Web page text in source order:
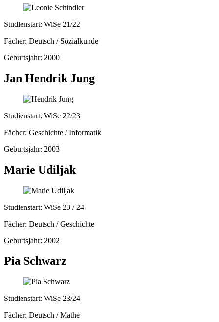
Studienstart: WiSe 21/22
Fächer: Deutsch / Sozialkunde
Geburtsjahr: 2000
Jan Hendrik Jung
Studienstart: WiSe 22/23
Fächer: Geschichte / Informatik
Geburtsjahr: 2003
Marie Udiljak
Studienstart: WiSe 23 / 24
Fächer: Deutsch / Geschichte
Geburtsjahr: 2002
Pia Schwarz
Studienstart: WiSe 23/24
Fächer: Deutsch / Mathe